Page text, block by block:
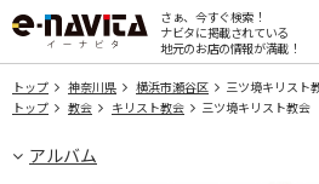
さぁ、今すぐ検索！
ナビタに掲載されている
地元のお店の情報が満載！
トップ 神奈川県 横浜市瀬谷区
三ツ境キリスト
トップ
教会 キリスト教会 三ツ境キリスト教会
アルバム